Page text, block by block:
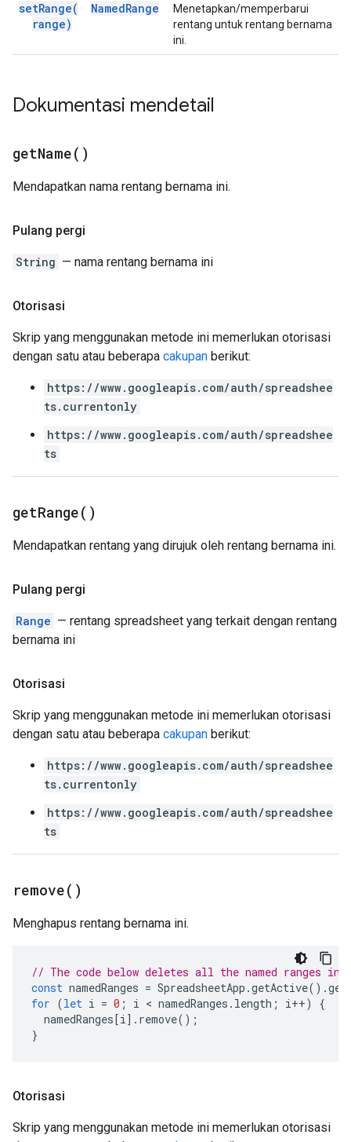
setRange(
range)
NamedRange
Menetapkan/memperbarui
rentang untuk rentang bernama
ini.
Dokumentasi mendetail
getName( )
Mendapatkan nama rentang bernama ini.
Pulang pergi
String — nama rentang bernama ini
Otorisasi
Skrip yang menggunakan metode ini memerlukan otorisasi
dengan satu atau beberapa cakupan berikut:
https://www.googleapis.com/auth/spreadshee
ts.currentonly
https://www.googleapis.com/auth/spreadshee
ts
getRange( )
Mendapatkan rentang yang dirujuk oleh rentang bernama ini.
Pulang pergi
Range — rentang spreadsheet yang terkait dengan rentang
bernama ini
Otorisasi
Skrip yang menggunakan metode ini memerlukan otorisasi
dengan satu atau beberapa cakupan berikut:
https://www.googleapis.com/auth/spreadshee
ts.currentonly
https://www.googleapis.com/auth/spreadshee
ts
remove( )
Menghapus rentang bernama ini.
// The code below deletes all the named ranges in
const namedRanges = SpreadsheetApp .getActive().
for (let i = 0 ; i < namedRanges . length ; i++)
{
namedRanges[i]. remove();
}
Otorisasi
Skrip yang menggunakan metode ini memerlukan otorisasi